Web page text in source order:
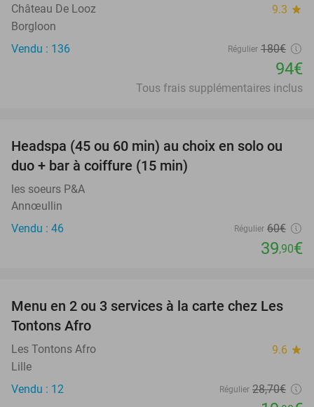
Château De Looz 9.3 star
Borgloon
Vendu : 136
Régulier 180€
94€
Tous frais supplémentaires inclus
34%
Headspa (45 ou 60 min) au choix en solo ou
duo + bar à coiffure (15 min)
les soeurs P&A
Annœullin
Vendu : 46
Régulier 60€
39,90€
31%
Menu en 2 ou 3 services à la carte chez Les
Tontons Afro
Les Tontons Afro 9.6 star
Lille
Vendu : 12
Régulier 28,70€